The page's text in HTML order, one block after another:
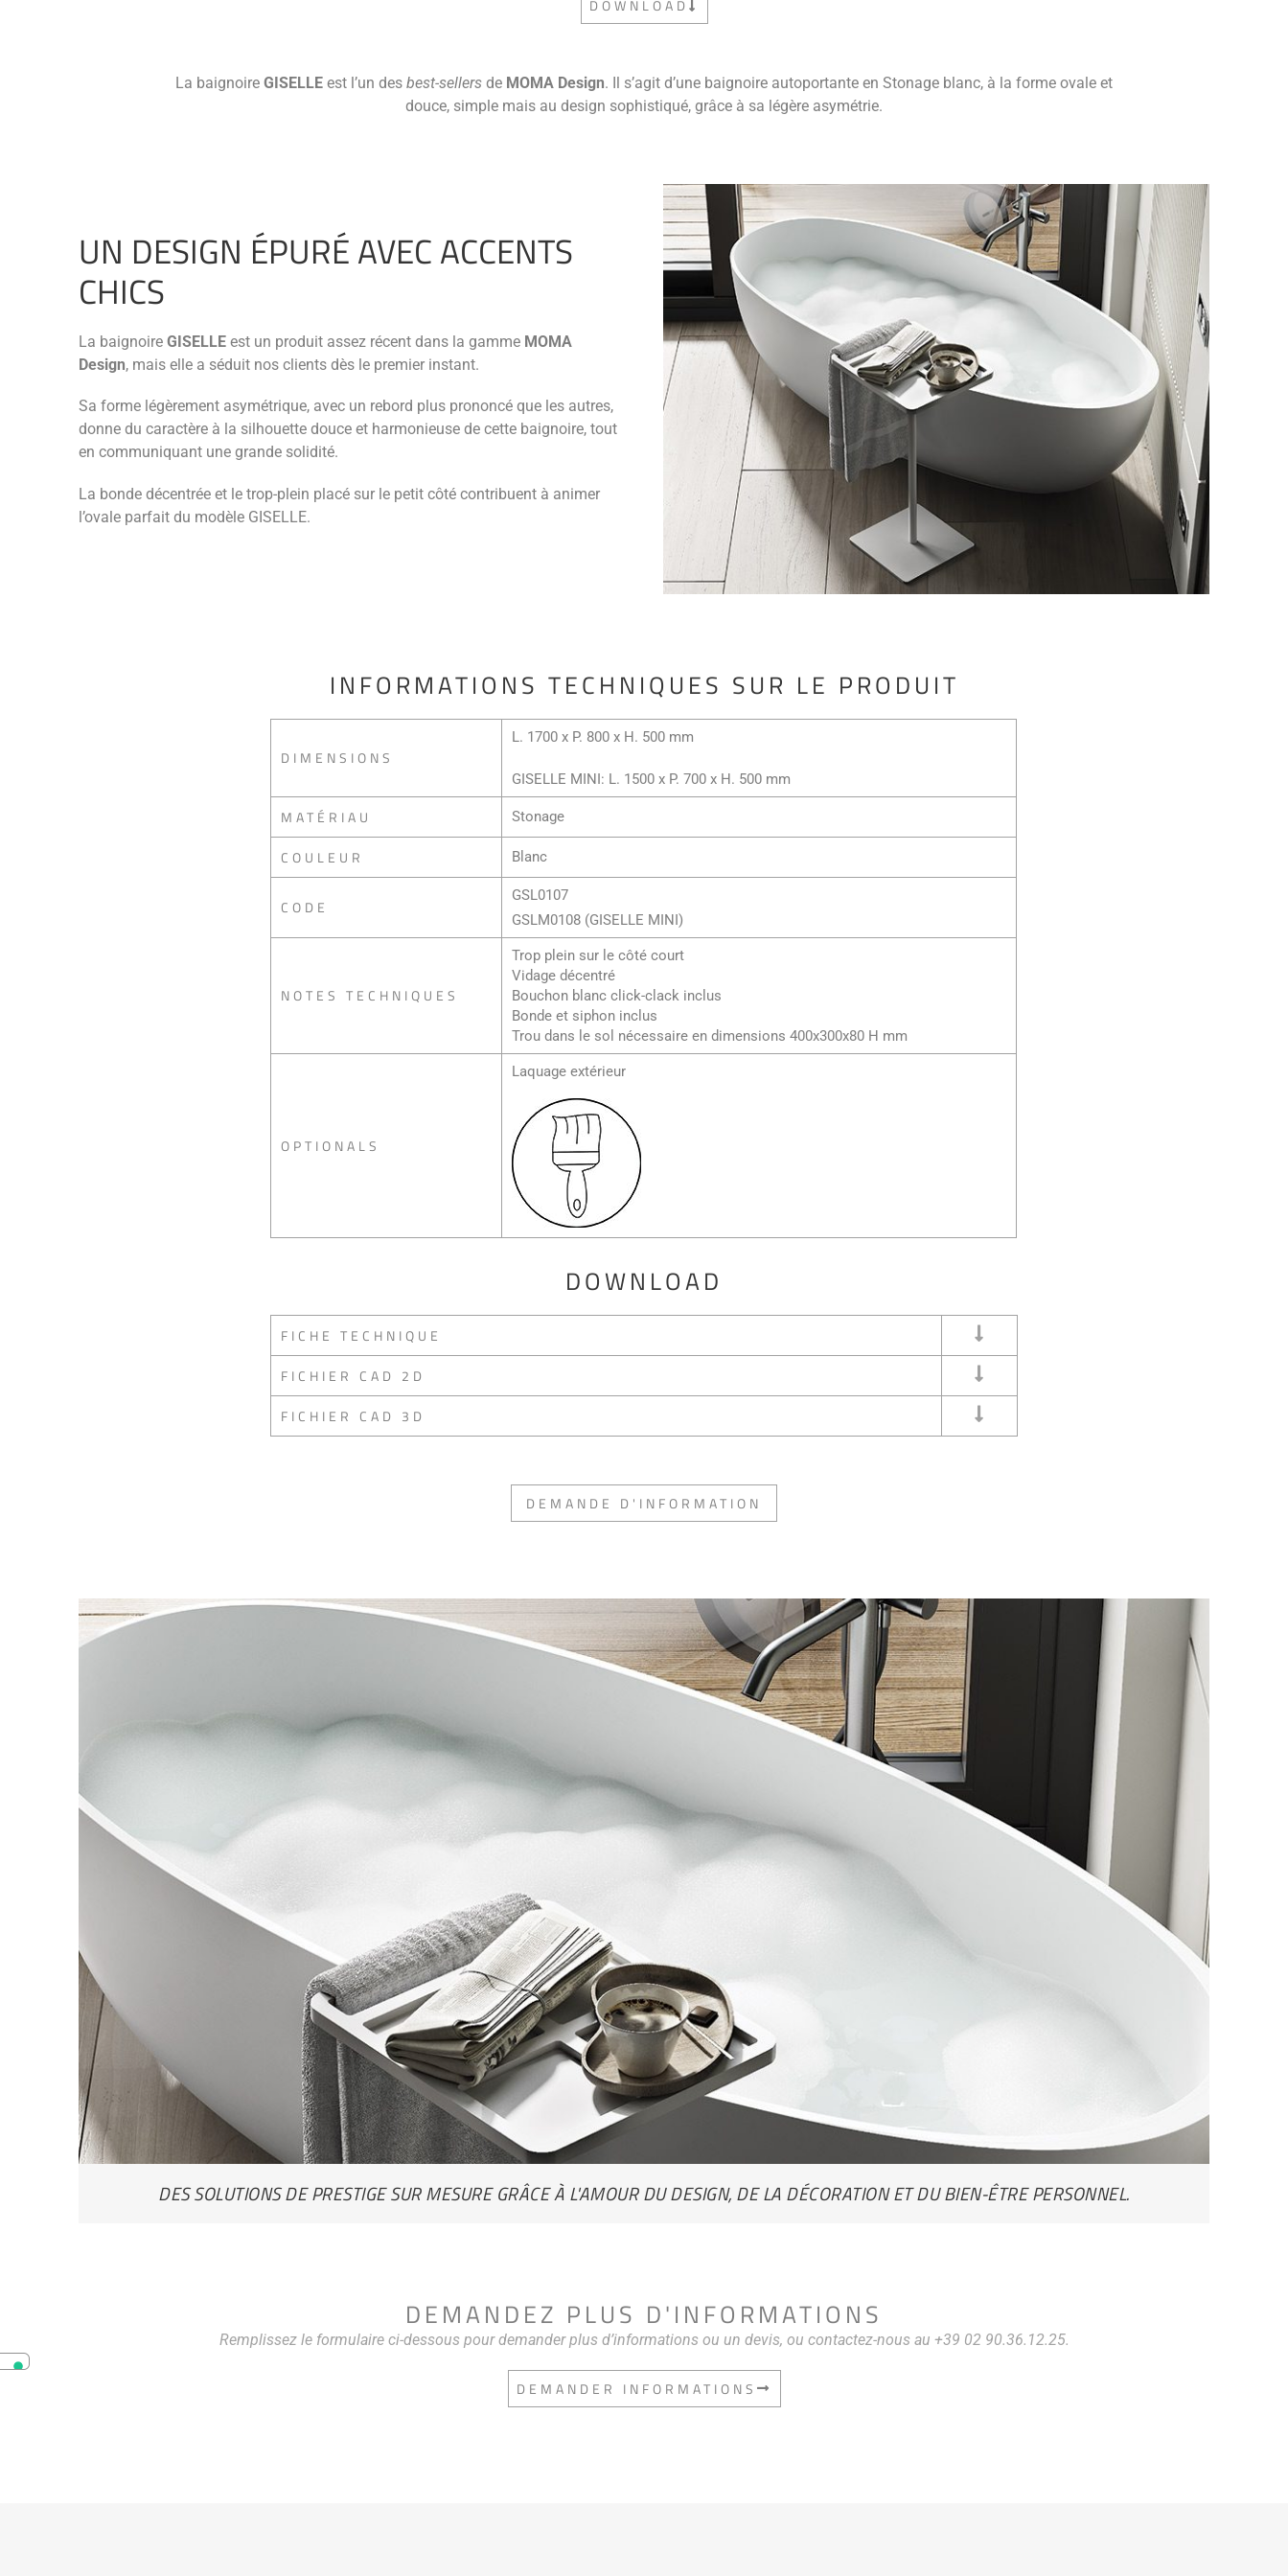
DOWNLOAD
La baignoire GISELLE est l’un des best-sellers de MOMA Design. Il s’agit d’une baignoire autoportante en Stonage blanc, à la forme ovale et
douce, simple mais au design sophistiqué, grâce à sa légère asymétrie.
UN DESIGN ÉPURÉ AVEC ACCENTS
CHICS
La baignoire GISELLE est un produit assez récent dans la gamme MOMA
Design, mais elle a séduit nos clients dès le premier instant.
Sa forme légèrement asymétrique, avec un rebord plus prononcé que les autres,
donne du caractère à la silhouette douce et harmonieuse de cette baignoire, tout
en communiquant une grande solidité.
La bonde décentrée et le trop-plein placé sur le petit côté contribuent à animer
l’ovale parfait du modèle GISELLE.
INFORMATIONS TECHNIQUES SUR LE PRODUIT
DIMENSIONS
L. 1700 x P. 800 x H. 500 mm
GISELLE MINI: L. 1500 x P. 700 x H. 500 mm
MATÉRIAU Stonage
COULEUR Blanc
CODE
GSL0107
GSLM0108 (GISELLE MINI)
NOTES TECHNIQUES
Trop plein sur le côté court
Vidage décentré
Bouchon blanc click-clack inclus
Bonde et siphon inclus
Trou dans le sol nécessaire en dimensions 400x300x80 H mm
OPTIONALS
Laquage extérieur
DOWNLOAD
FICHE TECHNIQUE
FICHIER CAD 2D
FICHIER CAD 3D
DEMANDE D'INFORMATION
DES SOLUTIONS DE PRESTIGE SUR MESURE GRÂCE À L'AMOUR DU DESIGN, DE LA DÉCORATION ET DU BIEN-ÊTRE PERSONNEL.
DEMANDEZ PLUS D'INFORMATIONS
Remplissez le formulaire ci-dessous pour demander plus d’informations ou un devis, ou contactez-nous au +39 02 90.36.12.25.
DEMANDER INFORMATIONS